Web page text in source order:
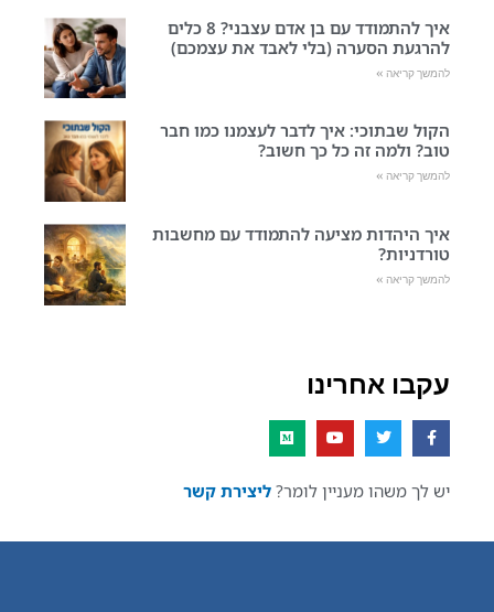
איך להתמודד עם בן אדם עצבני? 8 כלים
להרגעת הסערה (בלי לאבד את עצמכם)
להמשך קריאה »
הקול שבתוכי: איך לדבר לעצמנו כמו חבר
טוב? ולמה זה כל כך חשוב?
להמשך קריאה »
איך היהדות מציעה להתמודד עם מחשבות
טורדניות?
להמשך קריאה »
עקבו אחרינו
יש לך משהו מעניין לומר? ליצירת קשר